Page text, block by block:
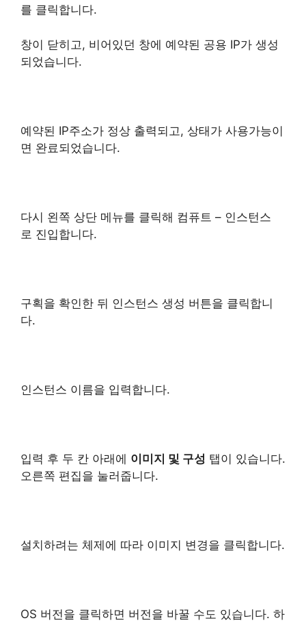
를 클릭합니다.
창이 닫히고, 비어있던 창에 예약된 공용 IP가 생성
되었습니다.
예약된 IP주소가 정상 출력되고, 상태가 사용가능이
면 완료되었습니다.
다시 왼쪽 상단 메뉴를 클릭해 컴퓨트 – 인스턴스
로 진입합니다.
구획을 확인한 뒤 인스턴스 생성 버튼을 클릭합니
다.
인스턴스 이름을 입력합니다.
입력 후 두 칸 아래에 이미지 및 구성 탭이 있습니다.
오른쪽 편집을 눌러줍니다.
설치하려는 체제에 따라 이미지 변경을 클릭합니다.
OS 버전을 클릭하면 버전을 바꿀 수도 있습니다. 하